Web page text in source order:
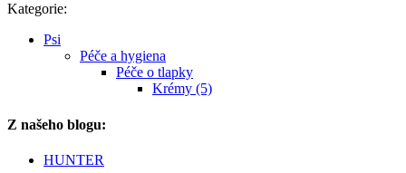
Kategorie:
Psi
Péče a hygiena
Péče o tlapky
Krémy (5)
Z našeho blogu:
HUNTER